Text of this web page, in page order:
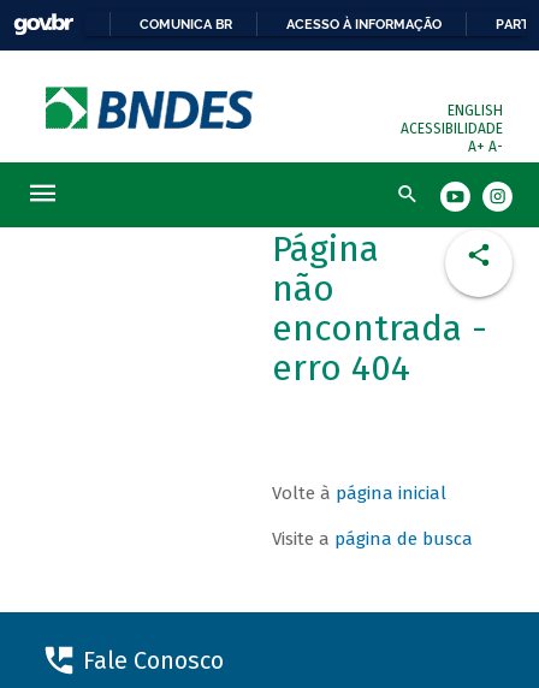
COMUNICA BR ACESSO À INFORMAÇÃO
ENGLISH
ACESSIBILIDADE
A+ A-
Busca
Página
não
encontrada -
erro 404
Volte à página inicial
Visite a página de busca
Fale Conosco